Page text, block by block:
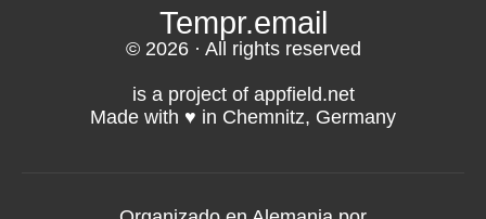
Tempr.email
© 2026 · All rights reserved
is a project of appfield.net
Made with ♥️ in Chemnitz, Germany